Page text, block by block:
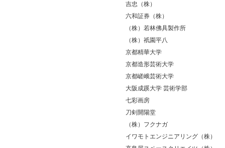
吉忠（株）
六和証券（株）
（株）若林佛具製作所
（株）祇園平八
京都精華大学
京都造形芸術大学
京都嵯峨芸術大学
大阪成蹊大学 芸術学部
七彩画房
刀剣開陽堂
（株）フクナガ
イワモトエンジニアリング（株）